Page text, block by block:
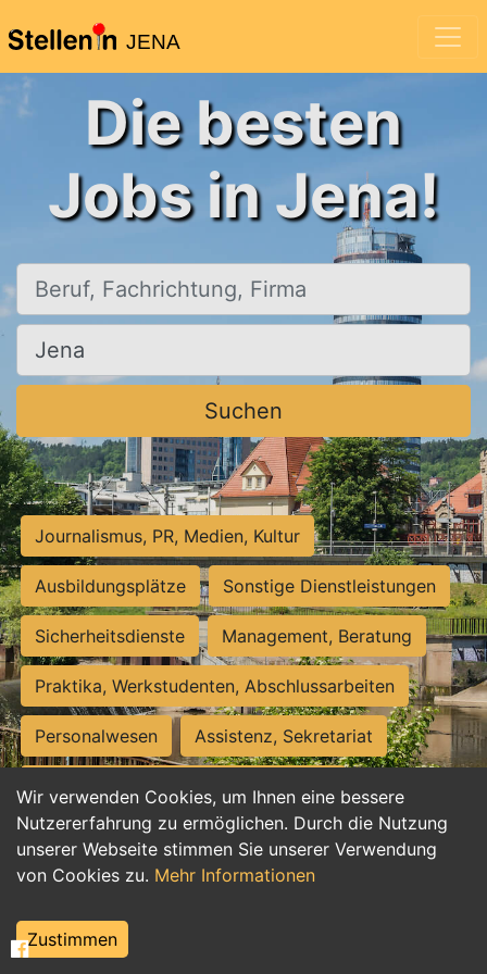
JENA
Wir verwenden Cookies, um Ihnen eine bessere
Nutzererfahrung zu ermöglichen. Durch die Nutzung
unserer Webseite stimmen Sie unserer Verwendung
von Cookies zu. Mehr Informationen
Zustimmen
Die besten
Jobs in Jena!
Beruf, Fachrichtung, Firma
Ort, Stadt
Suchen
Journalismus, PR, Medien, Kultur
Ausbildungsplätze Sonstige Dienstleistungen
Sicherheitsdienste Management, Beratung
Praktika, Werkstudenten, Abschlussarbeiten
Personalwesen Assistenz, Sekretariat
Hilfskräfte, Aushilfs- und Nebenjobs
Einkauf, Logistik, Materialwirtschaft
Weiterbildung, Studium, duale Ausbildung
Tourismus